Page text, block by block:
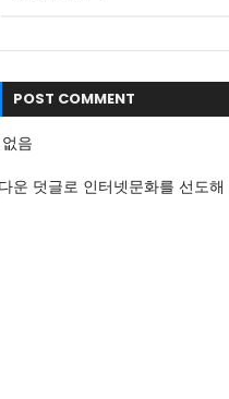
POST COMMENT
음
운 덧글로 인터넷문화를 선도해